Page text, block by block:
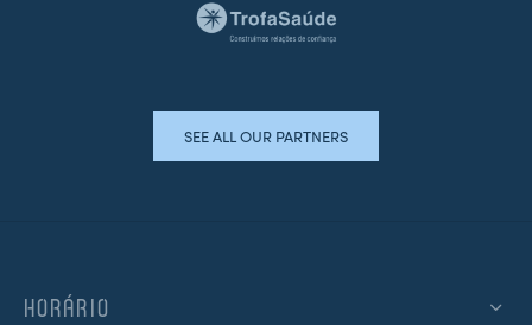
SEE ALL OUR PARTNERS
HORÁRIO